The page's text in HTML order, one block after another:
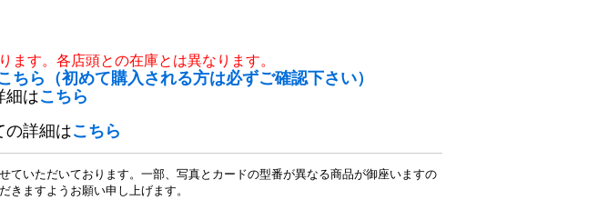
す。各店頭との在庫とは異なります。
ら（初めて購入される方は必ずご確認下さい）
細はこちら
の詳細はこちら
ていただいております。一部、写真とカードの型番が異なる商品が御座いますの
きますようお願い申し上げます。